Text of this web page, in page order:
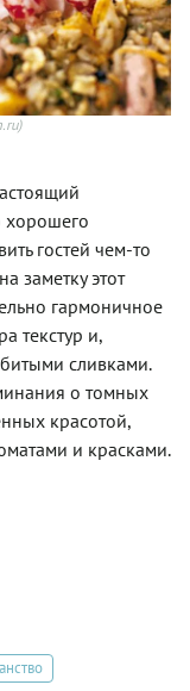
гостей чем-то
заметку этот
гармоничное
текстур и,
сливками.
о томных
красотой,
и красками.